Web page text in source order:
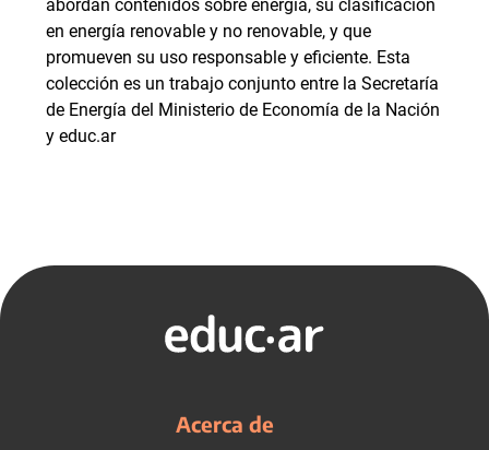
abordan contenidos sobre energía, su clasificación
en energía renovable y no renovable, y que
promueven su uso responsable y eficiente. Esta
colección es un trabajo conjunto entre la Secretaría
de Energía del Ministerio de Economía de la Nación
y educ.ar
Acerca de